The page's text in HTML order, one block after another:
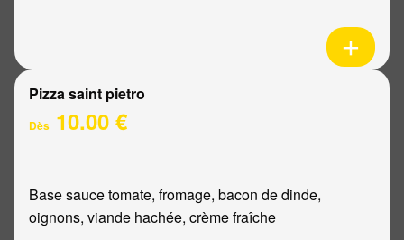
Pizza saint pietro
Dès 10.00 €
Base sauce tomate, fromage, bacon de dinde,
oignons, viande hachée, crème fraîche